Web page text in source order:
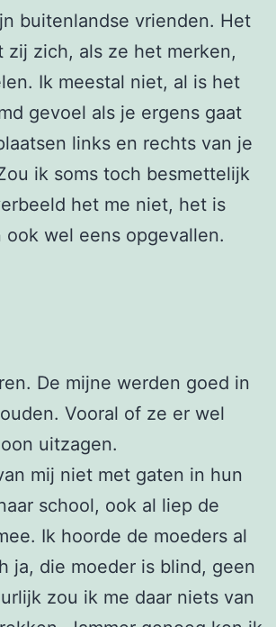
buitenlandse vrienden. Het
zij zich, als ze het merken,
Ik meestal niet, al is het
gevoel als je ergens gaat
links en rechts van je
ik soms toch besmettelijk
het me niet, het is
ook wel eens opgevallen.
De mijne werden goed in
Vooral of ze er wel
uitzagen.
mij niet met gaten in hun
school, ook al liep de
Ik hoorde de moeders al
ja, die moeder is blind, geen
zou ik me daar niets van